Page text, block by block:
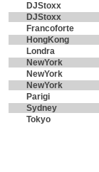
DJStoxx
DJStoxx
Francoforte
HongKong
Londra
NewYork
NewYork
NewYork
Parigi
Sydney
Tokyo